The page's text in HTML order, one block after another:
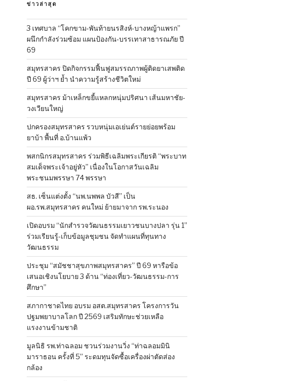
ข่าวล่าสุด
3 เทศบาล “โคกขาม-พันท้ายนรสิงห์-บางหญ้าแพรก”
ผนึกกำลังร่วมซ้อม แผนป้องกัน-บรรเทาสาธารณภัย ปี
69
สมุทรสาคร ปิดกิจกรรมฟื้นฟูสมรรถภาพผู้ติดยาเสพติด
ปี 69 ผู้ว่าฯ ย้ำ นำความรู้สร้างชีวิตใหม่
สมุทรสาคร ม้าเหล็กขยี้แหลกหนุ่มปริศนา เส้นมหาชัย-
วงเวียนใหญ่
ปกครองสมุทรสาคร รวบหนุ่มเอเย่นต์รายย่อยพร้อม
ยาบ้า พื้นที่ อ.บ้านแพ้ว
พสกนิกรสมุทรสาคร ร่วมพิธีเฉลิมพระเกียรติ “พระบาท
สมเด็จพระเจ้าอยู่หัว” เนื่องในโอกาสวันเฉลิม
พระชนมพรรษา 74 พรรษา
สธ. เซ็นแต่งตั้ง “นพ.นพพล บัวสี” เป็น
ผอ.รพ.สมุทรสาคร คนใหม่ ย้ายมาจาก รพ.ระนอง
เปิดอบรม “นักสำรวจวัฒนธรรมเยาวชนบางปลา รุ่น 1”
ร่วมเรียนรู้-เก็บข้อมูลชุมชน จัดทำแผนที่ทุนทาง
วัฒนธรรม
ประชุม “สมัชชาสุขภาพสมุทรสาคร” ปี 69 หารือข้อ
เสนอเชิงนโยบาย 3 ด้าน “ท่องเที่ยว-วัฒนธรรม-การ
ศึกษา”
สภากาชาดไทย อบรม อสต.สมุทรสาคร โครงการวัน
ปฐมพยาบาลโลก ปี 2569 เสริมทักษะช่วยเหลือ
แรงงานข้ามชาติ
มูลนิธิ รพ.ท่าฉลอม ชวนร่วมงานวิ่ง “ท่าฉลอมมินิ
มาราธอน ครั้งที่ 5” ระดมทุนจัดซื้อเครื่องผ่าตัดส่อง
กล้อง